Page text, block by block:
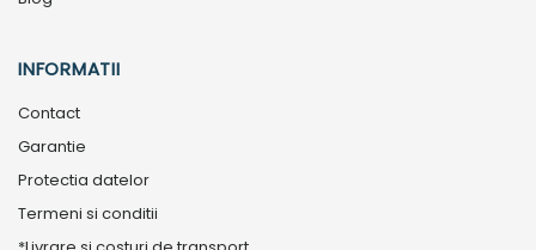
INFORMATII
Contact
Garantie
Protectia datelor
Termeni si conditii